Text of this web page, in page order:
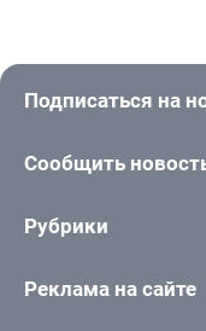
Подписаться на
Сообщить
Рубрики
Реклама на сайте